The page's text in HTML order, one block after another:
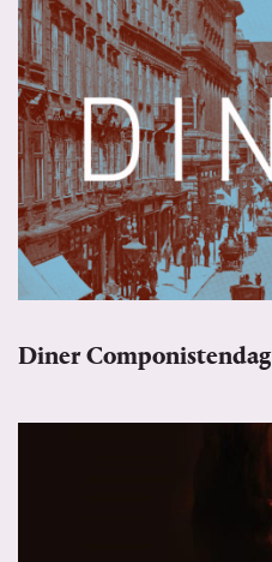
Diner Componistendag